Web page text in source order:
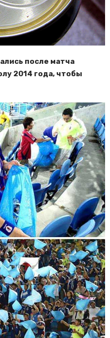
после матча
2014 года, чтобы